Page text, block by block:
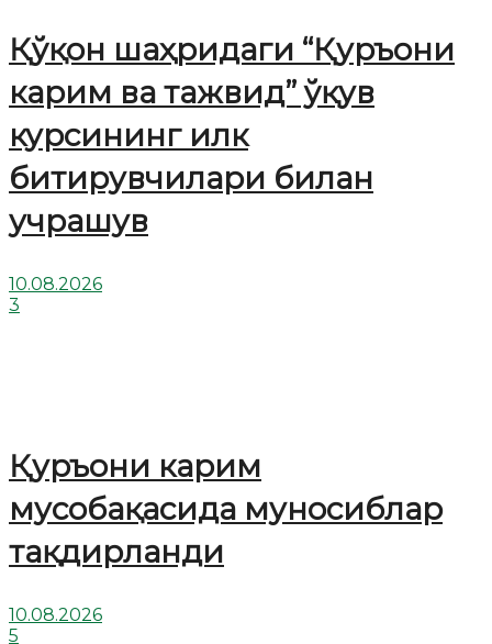
Қўқон шаҳридаги “Қуръони
карим ва тажвид” ўқув
курсининг илк
битирувчилари билан
учрашув
10.08.2026
3
Қуръони карим
мусобақасида муносиблар
тақдирланди
10.08.2026
5